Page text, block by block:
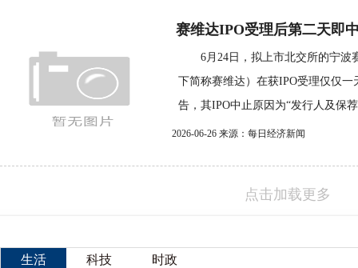
赛维达IPO受理后第二天即
6月24日，拟上市北交所的宁波
下简称赛维达）在获IPO受理仅仅
告，其IPO中止原因为“发行人及保
2026-06-26 来源：每日经济新闻
点击加载更多
生活 科技 时政